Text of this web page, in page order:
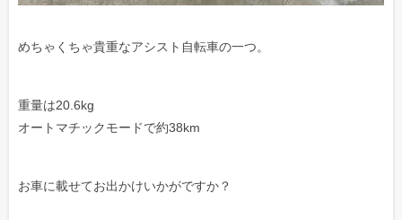
めちゃくちゃ貴重なアシスト自転車の一つ。
重量は20.6kg
オートマチックモードで約38km
お車に載せてお出かけいかがですか？